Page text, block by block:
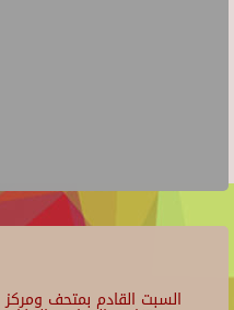
السبت القادم بمتحف